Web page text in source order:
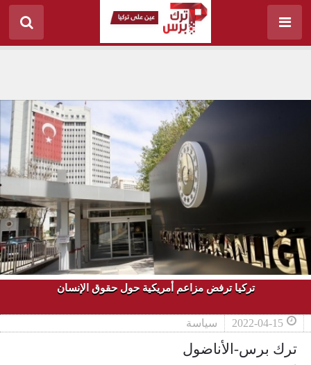
تركيا ترفض مزاعم أمريكية حول حقوق الإنسان
2022-04-15 سياسة
ترك برس-الأناضول